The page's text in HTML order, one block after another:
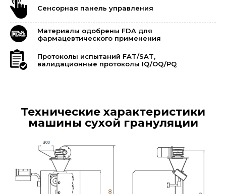
Сенсорная панель управления
Материалы одобрены FDA для
фармацевтического применения
Протоколы испытаний FAT/SAT,
валидационные протоколы IQ/OQ/PQ
Технические характеристики
машины сухой грануляции